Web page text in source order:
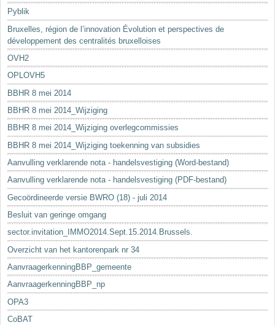
Pyblik
Bruxelles, région de l’innovation Évolution et perspectives de
développement des centralités bruxelloises
OVH2
OPLOVH5
BBHR 8 mei 2014
BBHR 8 mei 2014_Wijziging
BBHR 8 mei 2014_Wijziging overlegcommissies
BBHR 8 mei 2014_Wijziging toekenning van subsidies
Aanvulling verklarende nota - handelsvestiging (Word-bestand)
Aanvulling verklarende nota - handelsvestiging (PDF-bestand)
Gecoördineerde versie BWRO (18) - juli 2014
Besluit van geringe omgang
sector.invitation_IMMO2014.Sept.15.2014.Brussels.
Overzicht van het kantorenpark nr 34
AanvraagerkenningBBP_gemeente
AanvraagerkenningBBP_np
OPA3
CoBAT